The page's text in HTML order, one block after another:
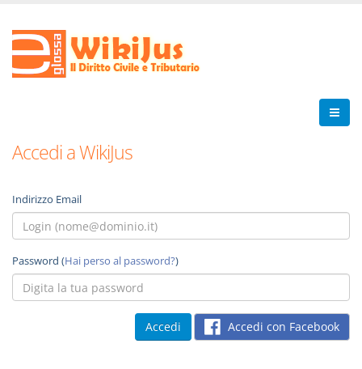
Accedi a WikiJus
Indirizzo Email
Password (Hai perso al password?)
Accedi con Facebook